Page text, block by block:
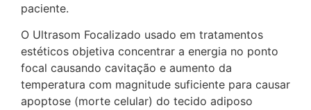
paciente.
O Ultrasom Focalizado usado em tratamentos
estéticos objetiva concentrar a energia no ponto
focal causando cavitação e aumento da
temperatura com magnitude suficiente para causar
apoptose (morte celular) do tecido adiposo